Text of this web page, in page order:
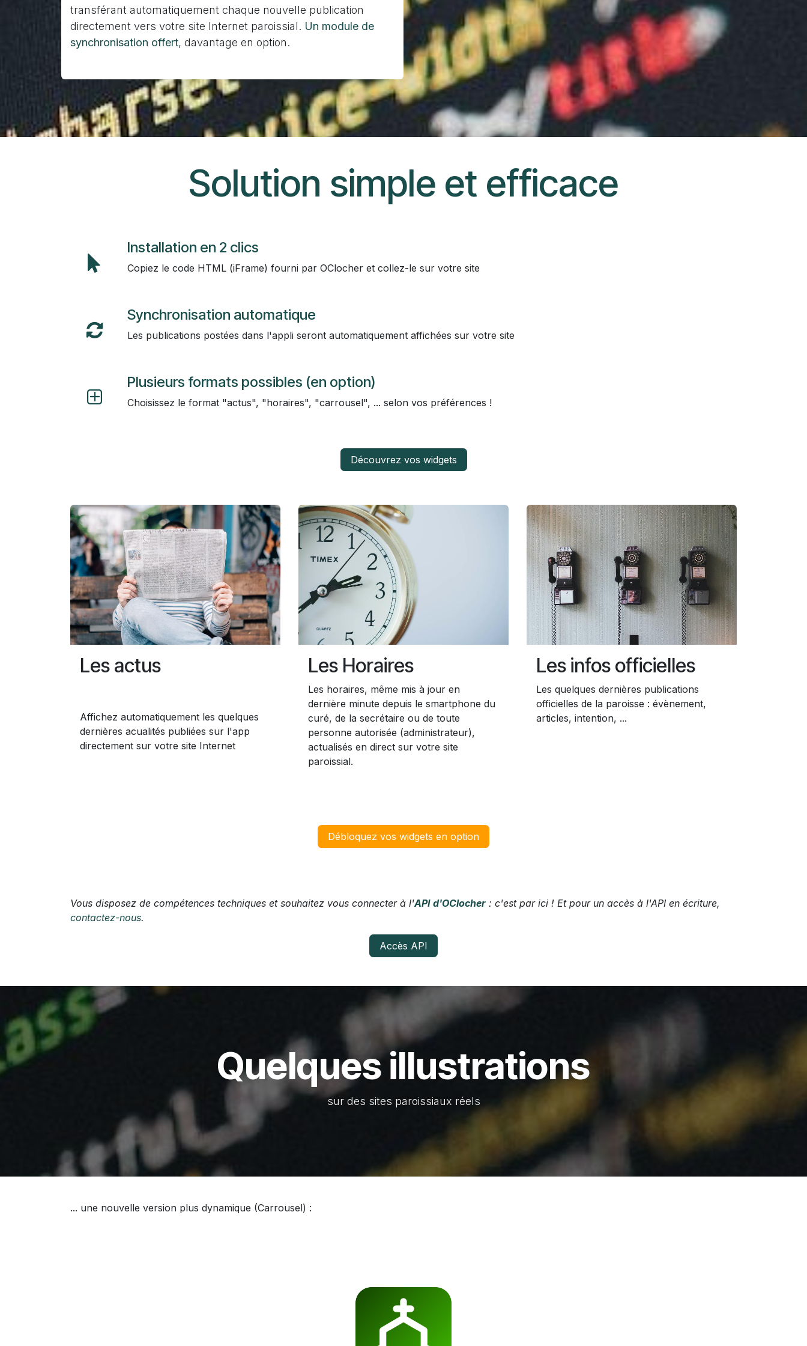
transférant automatiquement chaque nouvelle publication
directement vers votre site Internet paroissial. Un module de
synchronisation offert, davantage en option.
Solution simple et efficace
Installation en 2 clics
Copiez le code HTML (iFrame) fourni par OClocher et collez-le sur votre site
Synchronisation automatique
Les publications postées dans l'appli seront automatiquement affichées sur votre site
Plusieurs formats possibles (en option)
Choisissez le format "actus", "horaires", "carrousel", ... selon vos préférences !
Découvrez vos widgets
Les actus
Affichez automatiquement les quelques
dernières acualités publiées sur l'app
directement sur votre site Internet
Les Horaires
Les horaires, même mis à jour en
dernière minute depuis le smartphone du
curé, de la secrétaire ou de toute
personne autorisée (administrateur),
actualisés en direct sur votre site
paroissial.
Les infos officielles
Les quelques dernières publications
officielles de la paroisse : évènement,
articles, intention, ...
Débloquez vos widgets en option
Vous disposez de compétences techniques et souhaitez vous connecter à l'API d'OClocher : c'est par ici ! Et pour un accès à l'API en écriture,
contactez-nous.
Accès API
Quelques illustrations
sur des sites paroissiaux réels
... une nouvelle version plus dynamique (Carrousel) :